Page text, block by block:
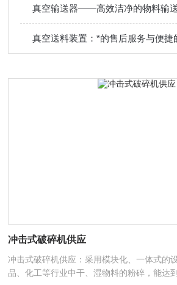
真空输送器——高效洁净的物料输
真空送料装置：*的售后服务与便捷
冲击式破碎机供应
冲击式破碎机供应：采用模块化、一体式的
品、化工等行业中干、湿物料的粉碎，能达